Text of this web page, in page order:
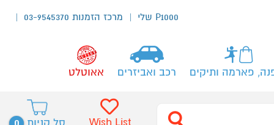
P1000 שלי מרכז הזמנות 03-9545370
פארמה ותיקים רכב ואביזרים אאוטלט
Wish List